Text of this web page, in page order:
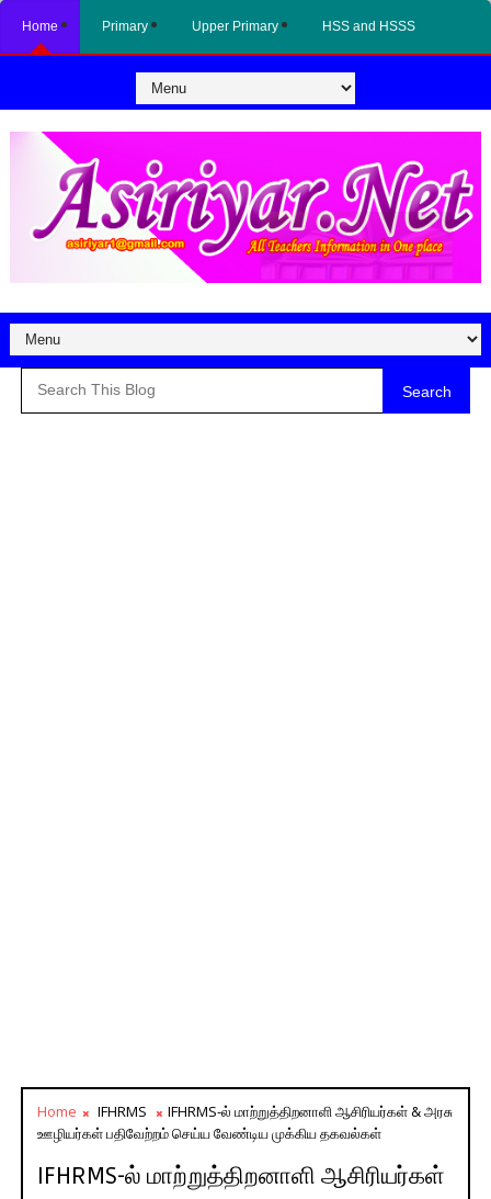
Home Primary Upper Primary HSS and HSSS
Search
Home IFHRMS
IFHRMS-ல் மாற்றுத்திறனாளி ஆசிரியர்கள் & அரசு
ஊழியர்கள் பதிவேற்றம் செய்ய வேண்டிய முக்கிய தகவல்கள்
IFHRMS-ல் மாற்றுத்திறனாளி ஆசிரியர்கள்